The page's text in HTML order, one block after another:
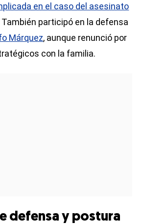
en el caso del asesinato
También participó en la defensa
Márquez, aunque renunció por
con la familia.
defensa y postura